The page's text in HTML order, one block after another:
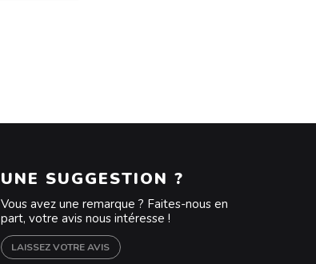
UNE SUGGESTION ?
Vous avez une remarque ? Faites-nous en
part, votre avis nous intéresse !
LAISSEZ VOTRE AVIS